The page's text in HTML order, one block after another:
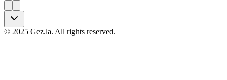
© 2025 Gez.la. All rights reserved.